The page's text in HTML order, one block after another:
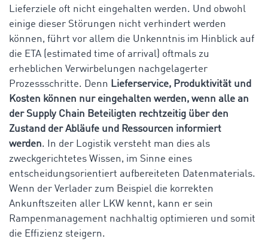
Lieferziele oft nicht eingehalten werden. Und obwohl
einige dieser Störungen nicht verhindert werden
können, führt vor allem die Unkenntnis im Hinblick auf
die ETA (estimated time of arrival) oftmals zu
erheblichen Verwirbelungen nachgelagerter
Prozessschritte. Denn Lieferservice, Produktivität und
Kosten können nur eingehalten werden, wenn alle an
der Supply Chain Beteiligten rechtzeitig über den
Zustand der Abläufe und Ressourcen informiert
werden. In der Logistik versteht man dies als
zweckgerichtetes Wissen, im Sinne eines
entscheidungsorientiert aufbereiteten Datenmaterials.
Wenn der Verlader zum Beispiel die korrekten
Ankunftszeiten aller LKW kennt, kann er sein
Rampenmanagement nachhaltig optimieren und somit
die Effizienz steigern.